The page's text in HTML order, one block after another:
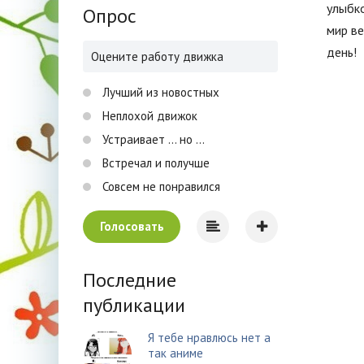
мир
день!
Опрос
Оцените работу движка
Лучший из новостных
Неплохой движок
Устраивает ... но ...
Встречал и получше
Совсем не понравился
Голосовать
Последние
публикации
Я тебе нравлюсь нет а
так аниме